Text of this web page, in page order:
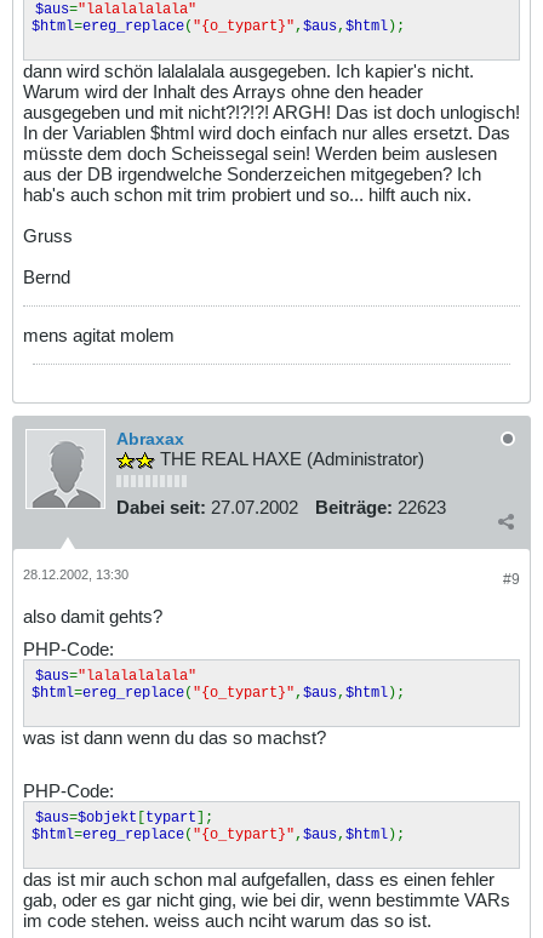
$aus="lalalalalala"
$html=ereg_replace( "{o_typart}" , $aus, $html);
dann wird schön lalalalala ausgegeben. Ich kapier's nicht.
Warum wird der Inhalt des Arrays ohne den header
ausgegeben und mit nicht?!?!?! ARGH! Das ist doch unlogisch!
In der Variablen $html wird doch einfach nur alles ersetzt. Das
müsste dem doch Scheissegal sein! Werden beim auslesen
aus der DB irgendwelche Sonderzeichen mitgegeben? Ich
hab's auch schon mit trim probiert und so... hilft auch nix.
Gruss
Bernd
mens agitat molem
Abraxax
THE REAL HAXE (Administrator)
Dabei seit: 27.07.2002 Beiträge: 22623
#9
28.12.2002, 13:30
also damit gehts?
PHP-Code:
$aus="lalalalalala"
$html=ereg_replace( "{o_typart}" , $aus, $html);
was ist dann wenn du das so machst?
PHP-Code:
$aus=$objekt [typart];
$html=ereg_replace( "{o_typart}" , $aus, $html);
das ist mir auch schon mal aufgefallen, dass es einen fehler
gab, oder es gar nicht ging, wie bei dir, wenn bestimmte VARs
im code stehen. weiss auch nciht warum das so ist.